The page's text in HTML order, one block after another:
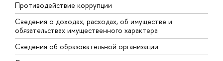
Противодействие коррупции
Сведения о доходах, расходах, об имуществе и
обязательствах имущественного характера
Сведения об образовательной организации